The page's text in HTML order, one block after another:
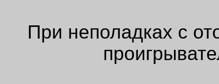
При неполадках с